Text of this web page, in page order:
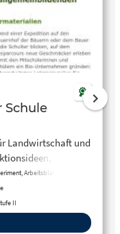
Schule
Landwirtschaft und
Wissen
zur Verfügung.
Arbeitsblatt, Tool
II